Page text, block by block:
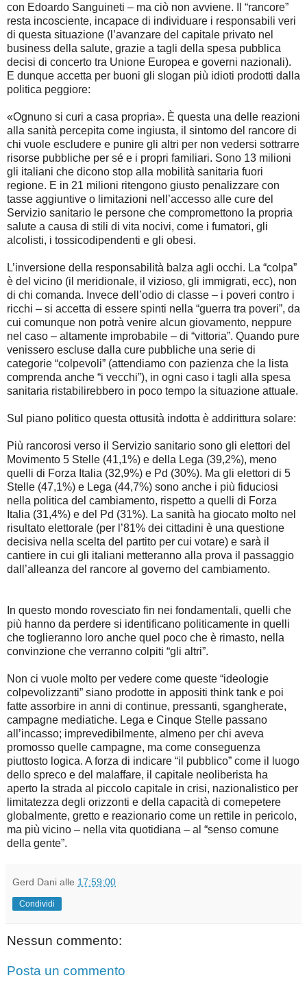
con Edoardo Sanguineti – ma ciò non avviene. Il “rancore”
resta incosciente, incapace di individuare i responsabili veri
di questa situazione (l’avanzare del capitale privato nel
business della salute, grazie a tagli della spesa pubblica
decisi di concerto tra Unione Europea e governi nazionali).
E dunque accetta per buoni gli slogan più idioti prodotti dalla
politica peggiore:
«Ognuno si curi a casa propria». È questa una delle reazioni
alla sanità percepita come ingiusta, il sintomo del rancore di
chi vuole escludere e punire gli altri per non vedersi sottrarre
risorse pubbliche per sé e i propri familiari. Sono 13 milioni
gli italiani che dicono stop alla mobilità sanitaria fuori
regione. E in 21 milioni ritengono giusto penalizzare con
tasse aggiuntive o limitazioni nell’accesso alle cure del
Servizio sanitario le persone che compromettono la propria
salute a causa di stili di vita nocivi, come i fumatori, gli
alcolisti, i tossicodipendenti e gli obesi.
L’inversione della responsabilità balza agli occhi. La “colpa”
è del vicino (il meridionale, il vizioso, gli immigrati, ecc), non
di chi comanda. Invece dell’odio di classe – i poveri contro i
ricchi – si accetta di essere spinti nella “guerra tra poveri”, da
cui comunque non potrà venire alcun giovamento, neppure
nel caso – altamente improbabile – di “vittoria”. Quando pure
venissero escluse dalla cure pubbliche una serie di
categorie “colpevoli” (attendiamo con pazienza che la lista
comprenda anche “i vecchi”), in ogni caso i tagli alla spesa
sanitaria ristabilirebbero in poco tempo la situazione attuale.
Sul piano politico questa ottusità indotta è addirittura solare:
Più rancorosi verso il Servizio sanitario sono gli elettori del
Movimento 5 Stelle (41,1%) e della Lega (39,2%), meno
quelli di Forza Italia (32,9%) e Pd (30%). Ma gli elettori di 5
Stelle (47,1%) e Lega (44,7%) sono anche i più fiduciosi
nella politica del cambiamento, rispetto a quelli di Forza
Italia (31,4%) e del Pd (31%). La sanità ha giocato molto nel
risultato elettorale (per l’81% dei cittadini è una questione
decisiva nella scelta del partito per cui votare) e sarà il
cantiere in cui gli italiani metteranno alla prova il passaggio
dall’alleanza del rancore al governo del cambiamento.
In questo mondo rovesciato fin nei fondamentali, quelli che
più hanno da perdere si identificano politicamente in quelli
che toglieranno loro anche quel poco che è rimasto, nella
convinzione che verranno colpiti “gli altri”.
Non ci vuole molto per vedere come queste “ideologie
colpevolizzanti” siano prodotte in appositi think tank e poi
fatte assorbire in anni di continue, pressanti, sgangherate,
campagne mediatiche. Lega e Cinque Stelle passano
all’incasso; imprevedibilmente, almeno per chi aveva
promosso quelle campagne, ma come conseguenza
piuttosto logica. A forza di indicare “il pubblico” come il luogo
dello spreco e del malaffare, il capitale neoliberista ha
aperto la strada al piccolo capitale in crisi, nazionalistico per
limitatezza degli orizzonti e della capacità di comepetere
globalmente, gretto e reazionario come un rettile in pericolo,
ma più vicino – nella vita quotidiana – al “senso comune
della gente”.
Gerd Dani alle 17:59:00
Condividi
Nessun commento:
Posta un commento